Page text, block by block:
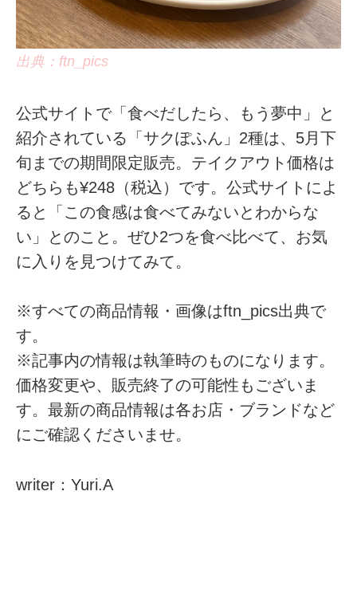
出典：ftn_pics
公式サイトで「食べだしたら、もう夢中」と
紹介されている「サクぽふん」2種は、5月下
旬までの期間限定販売。テイクアウト価格は
どちらも¥248（税込）です。公式サイトによ
ると「この食感は食べてみないとわからな
い」とのこと。ぜひ2つを食べ比べて、お気
に入りを見つけてみて。
※すべての商品情報・画像はftn_pics出典で
す。
※記事内の情報は執筆時のものになります。
価格変更や、販売終了の可能性もございま
す。最新の商品情報は各お店・ブランドなど
にご確認くださいませ。
writer：Yuri.A